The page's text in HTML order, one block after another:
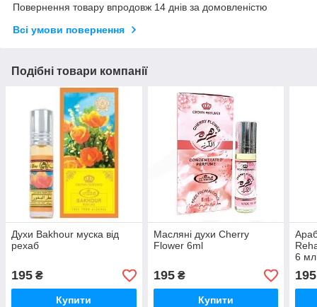
Повернення товару впродовж 14 днів за домовленістю
Всі умови повернення
Подібні товари компанії
Духи Bakhour муска від
рехаб
195 ₴
Купити
Масляні духи Cherry
Flower 6ml
195₴
Купити
6 мл
195